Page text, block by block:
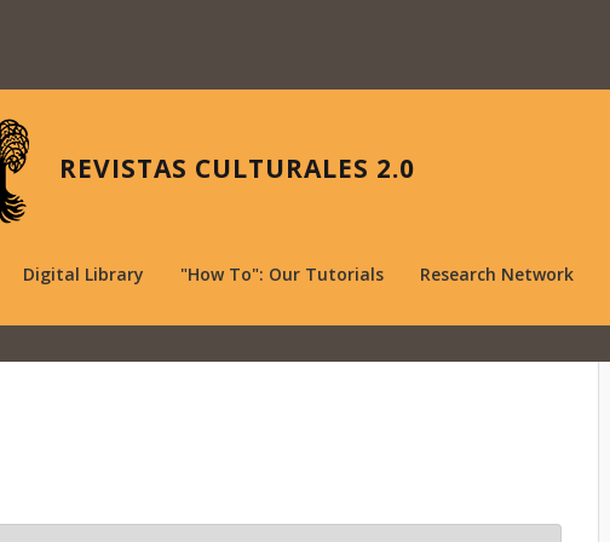
REVISTAS CULTURALES 2.0
Digital Library "How To": Our Tutorials Research Network